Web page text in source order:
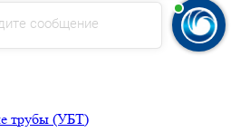
ГНБ
трубы (УБТ)
сообщение